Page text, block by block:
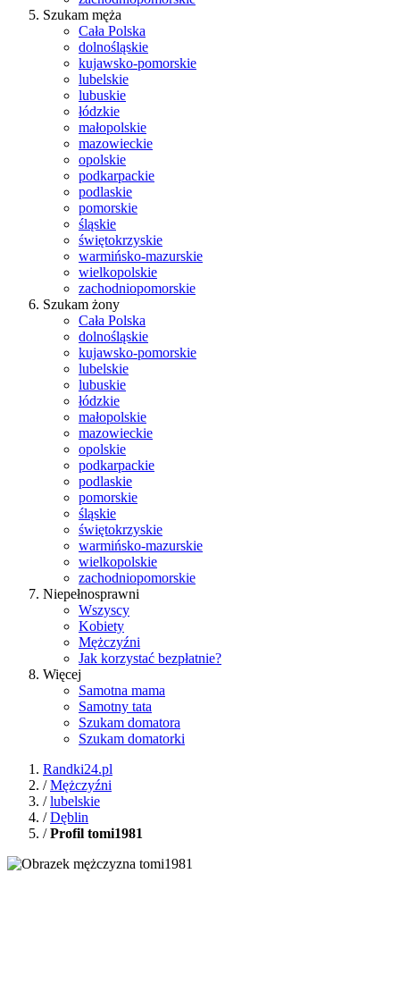
Szukam męża
Cała Polska
dolnośląskie
kujawsko-pomorskie
lubelskie
lubuskie
łódzkie
małopolskie
mazowieckie
opolskie
podkarpackie
podlaskie
pomorskie
śląskie
świętokrzyskie
warmińsko-mazurskie
wielkopolskie
zachodniopomorskie
Szukam żony
Cała Polska
dolnośląskie
kujawsko-pomorskie
lubelskie
lubuskie
łódzkie
małopolskie
mazowieckie
opolskie
podkarpackie
podlaskie
pomorskie
śląskie
świętokrzyskie
warmińsko-mazurskie
wielkopolskie
zachodniopomorskie
Niepełnosprawni
Wszyscy
Kobiety
Mężczyźni
Jak korzystać bezpłatnie?
Więcej
Samotna mama
Samotny tata
Szukam domatora
Szukam domatorki
Randki24.pl
/Mężczyźni
/lubelskie
/Dęblin
/Profil tomi1981